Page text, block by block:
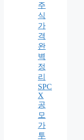
주
식
가
격
완
벽
정
리
SPC
X
공
모
가
투